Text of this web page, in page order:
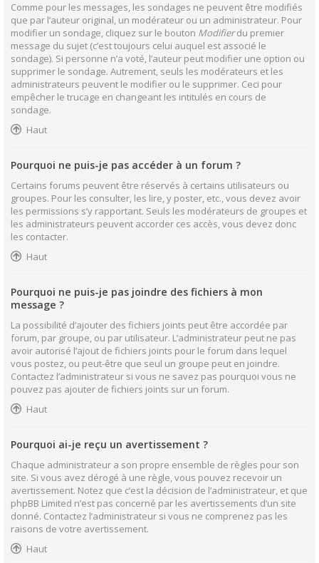
Comme pour les messages, les sondages ne peuvent être modifiés
que par l’auteur original, un modérateur ou un administrateur. Pour
modifier un sondage, cliquez sur le bouton Modifierdu premier
message du sujet (c’est toujours celui auquel est associé le
sondage). Si personne n’a voté, l’auteur peut modifier une option ou
supprimer le sondage. Autrement, seuls les modérateurs et les
administrateurs peuvent le modifier ou le supprimer. Ceci pour
empêcher le trucage en changeant les intitulés en cours de
sondage.
Haut
Pourquoi ne puis-je pas accéder à un forum ?
Certains forums peuvent être réservés à certains utilisateurs ou
groupes. Pour les consulter, les lire, y poster, etc., vous devez avoir
les permissions s’y rapportant. Seuls les modérateurs de groupes et
les administrateurs peuvent accorder ces accès, vous devez donc
les contacter.
Haut
Pourquoi ne puis-je pas joindre des fichiers à mon
message ?
La possibilité d’ajouter des fichiers joints peut être accordée par
forum, par groupe, ou par utilisateur. L’administrateur peut ne pas
avoir autorisé l’ajout de fichiers joints pour le forum dans lequel
vous postez, ou peut-être que seul un groupe peut en joindre.
Contactez l’administrateur si vous ne savez pas pourquoi vous ne
pouvez pas ajouter de fichiers joints sur un forum.
Haut
Pourquoi ai-je reçu un avertissement ?
Chaque administrateur a son propre ensemble de règles pour son
site. Si vous avez dérogé à une règle, vous pouvez recevoir un
avertissement. Notez que c’est la décision de l’administrateur, et que
phpBB Limited n’est pas concerné par les avertissements d’un site
donné. Contactez l’administrateur si vous ne comprenez pas les
raisons de votre avertissement.
Haut